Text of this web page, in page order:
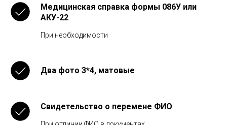
Медицинская справка формы 086У или
АКУ-22
При необходимости
Два фото 3*4, матовые
Свидетельство о перемене ФИО